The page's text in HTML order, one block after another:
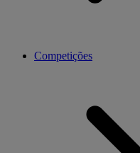
Competições